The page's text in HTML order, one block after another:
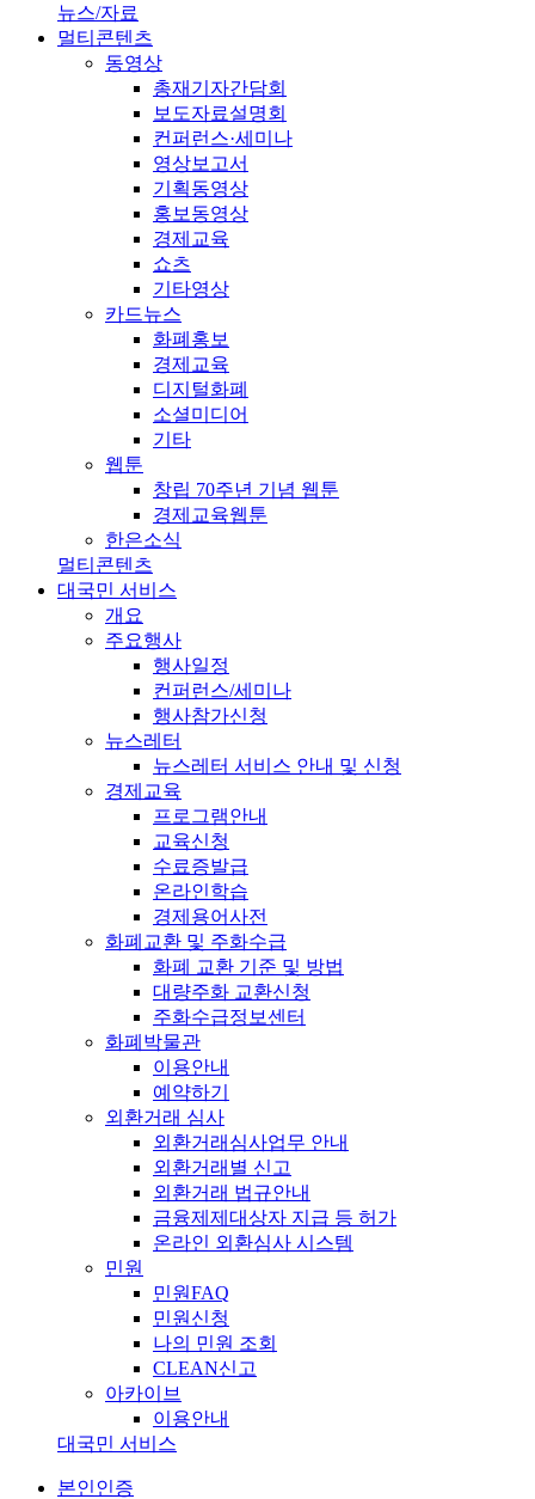
뉴스/자료
멀티콘텐츠
동영상
총재기자간담회
보도자료설명회
컨퍼런스·세미나
영상보고서
기획동영상
홍보동영상
경제교육
쇼츠
기타영상
카드뉴스
화폐홍보
경제교육
디지털화폐
소셜미디어
기타
웹툰
창립 70주년 기념 웹툰
경제교육웹툰
한은소식
멀티콘텐츠
대국민 서비스
개요
주요행사
행사일정
컨퍼런스/세미나
행사참가신청
뉴스레터
뉴스레터 서비스 안내 및 신청
경제교육
프로그램안내
교육신청
수료증발급
온라인학습
경제용어사전
화폐교환 및 주화수급
화폐 교환 기준 및 방법
대량주화 교환신청
주화수급정보센터
화폐박물관
이용안내
예약하기
외환거래 심사
외환거래심사업무 안내
외환거래별 신고
외환거래 법규안내
금융제제대상자 지급 등 허가
온라인 외환심사 시스템
민원
민원FAQ
민원신청
나의 민원 조회
CLEAN신고
아카이브
이용안내
대국민 서비스
본인인증